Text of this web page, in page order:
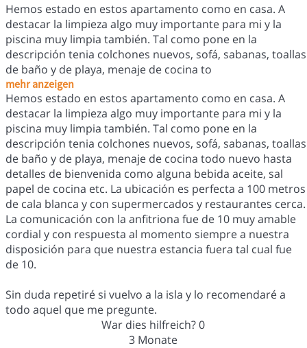
Hemos estado en estos apartamento como en casa. A
destacar la limpieza algo muy importante para mi y la
piscina muy limpia también. Tal como pone en la
descripción tenia colchones nuevos, sofá, sabanas, toallas
de baño y de playa, menaje de cocina to
mehr anzeigen
Hemos estado en estos apartamento como en casa. A
destacar la limpieza algo muy importante para mi y la
piscina muy limpia también. Tal como pone en la
descripción tenia colchones nuevos, sofá, sabanas, toallas
de baño y de playa, menaje de cocina todo nuevo hasta
detalles de bienvenida como alguna bebida aceite, sal
papel de cocina etc. La ubicación es perfecta a 100 metros
de cala blanca y con supermercados y restaurantes cerca.
La comunicación con la anfitriona fue de 10 muy amable
cordial y con respuesta al momento siempre a nuestra
disposición para que nuestra estancia fuera tal cual fue
de 10.
Sin duda repetiré si vuelvo a la isla y lo recomendaré a
todo aquel que me pregunte.
War dies hilfreich?0
3 Monate